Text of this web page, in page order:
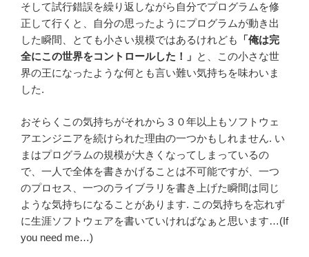
そして試行錯誤を繰り返しながら自分でプログラムを修
正して行くと、自分の思ったようにプログラムが動き出
した瞬間、とても小さい規模ではあるけれども
「俺は完
全にこの世界をコントロールした！」 と、この小さな世
界の王になったような何とも言い難い気持ちを味わいま
した.
おそらくこの気持ちがそれから３０年以上もソフトウェ
アエンジニアを続けられた理由の一つかもしれません. い
まはプログラムの規模が大きくなってしまっているの
で、一人で全体を書きかげることは不可能ですが、一つ
のプロセス、一つのライブラリを書き上げた瞬間は同じ
ような気持ちになることがあります. この気持ちを忘れず
に生涯ソフトウェアを書いていければなぁと思います…(If
you need me…)